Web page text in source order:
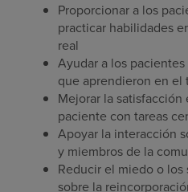
Proporcionar a los
practicar habilidades
real
Ayudar a los
que aprendieron en el
Mejorar la
paciente con tareas
Apoyar la interacción
y miembros de la
Reducir el miedo o
sobre la